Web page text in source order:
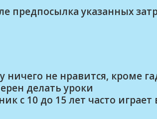
предпосылка указанных
ничего не нравится, кроме
делать уроки
с 10 до 15 лет часто